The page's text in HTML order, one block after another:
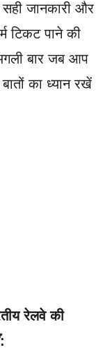
जानकारी और
टिकट पाने की
बार जब आप
का ध्यान रखें
रेलवे की